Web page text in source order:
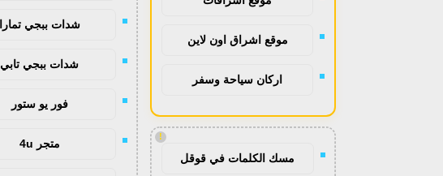
موقع اشراق اون لاين
اركان سياحة وسفر
!
مسك الكلمات في قوقل
شدات ببجي تمارا
شدات ببجي تابي
فور يو ستور
متجر 4u